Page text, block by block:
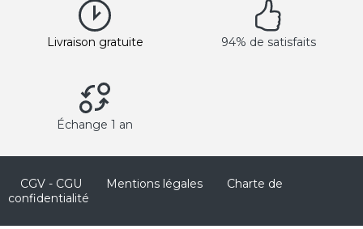
Livraison gratuite 94% de satisfaits
Échange 1 an
CGV - CGU Mentions légales
Charte de
confidentialité